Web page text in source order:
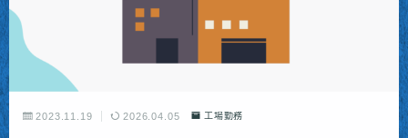
2023.11.19 2026.04.05 工場勤務